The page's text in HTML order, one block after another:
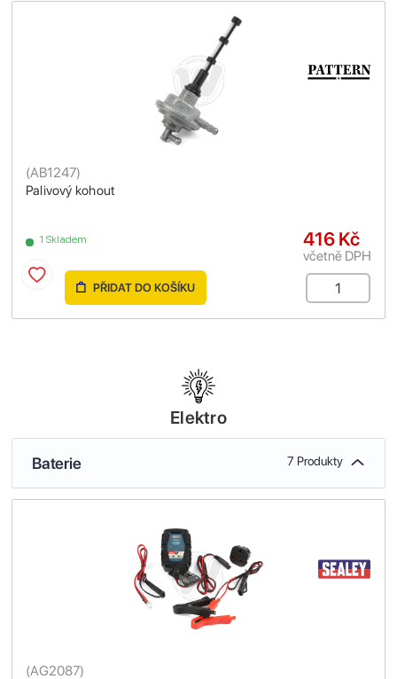
Palivový kohout
(AB1247)
1 Skladem 416 Kč
včetně DPH
PŘIDAT DO KOŠÍKU
Elektro
Baterie 7 Produkty
(AG2087)